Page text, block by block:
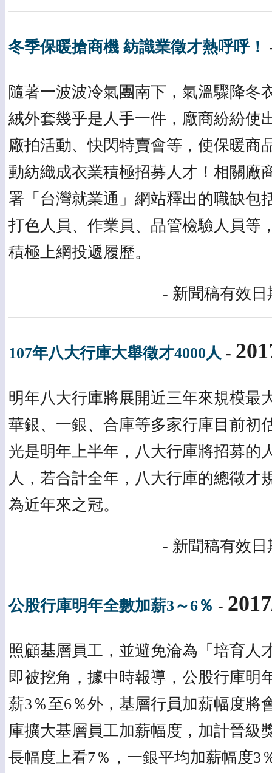
冬季保暖搶商機 紡識業徵才熱呼呼！
隨著一波波冷氣團南下，氣溫驟降冬
絨外套幾乎是人手一件，廠商紛紛使
廠拍活動、快閃特賣會等，使保暖商
動紡織成衣業積極招募人才！相關廠
署「台灣就業通」網站釋出的職缺包
打色人員、作業員、品管檢驗人員等
積極上網投遞履歷。
- 新聞稿有效日
107年八大行庫大舉徵才4000人 -
明年八大行庫將展開近三年來規模最
華銀、一銀、合庫等多家行庫目前初
光是明年上半年，八大行庫將招募的
人，若合計全年，八大行庫的總徵才
為近年來之冠。
- 新聞稿有效日
公股行庫明年全數加薪3～6％ -
照顧基層員工，並避免淪為「培育人
即被挖角，據中時報導，公股行庫明
薪3％至6％外，基層行員加薪幅度將
庫擴大基層員工加薪幅度，加計晉級
長幅度上看7％，一銀平均加薪幅度3